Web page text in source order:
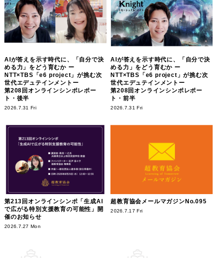
AIが答えを示す時代に、「自分で決
める力」をどう育むか ー
NTT×TBS「e6 project」が挑む次
世代エデュテインメントー
第208回オンラインシンポレポー
ト・後半
2026.7.31 Fri
AIが答えを示す時代に、「自分で決
める力」をどう育むか ー
NTT×TBS「e6 project」が挑む次
世代エデュテインメントー
第208回オンラインシンポレポー
ト・前半
2026.7.31 Fri
第213回オンラインシンポ「生成AI
で広がる特別支援教育の可能性」開
催のお知らせ
2026.7.27 Mon
超教育協会メールマガジンNo.095
2026.7.17 Fri